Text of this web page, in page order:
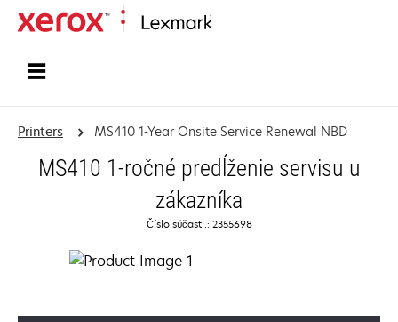
Printers MS410 1-Year Onsite Service Renewal NBD
MS410 1-ročné predĺženie servisu u
zákazníka
Číslo súčasti.: 2355698